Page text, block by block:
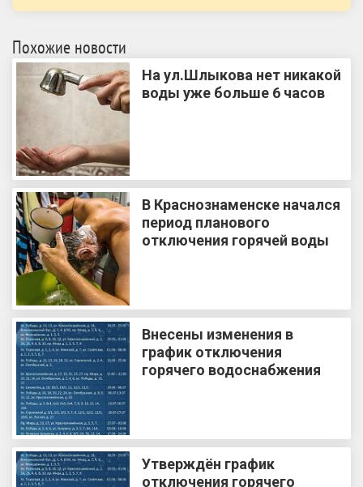
Похожие новости
На ул.Шлыкова нет никакой
воды уже больше 6 часов
В Краснознаменске начался
период планового
отключения горячей воды
Внесены изменения в
график отключения
горячего водоснабжения
Утверждён график
отключения горячего